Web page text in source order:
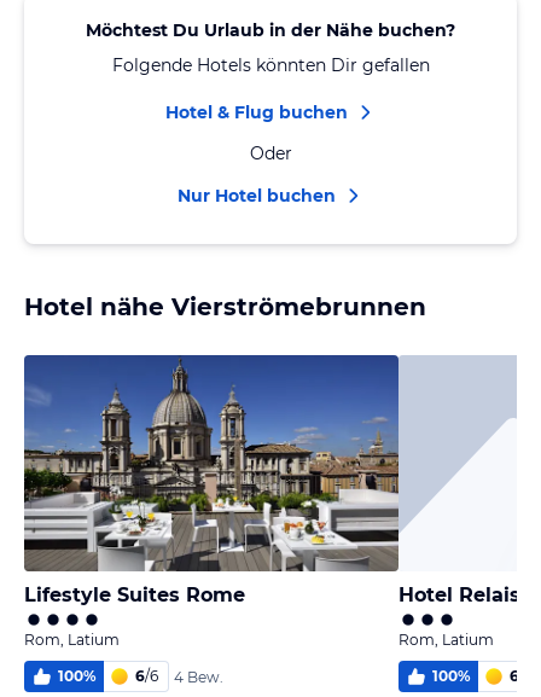
Möchtest Du Urlaub in der Nähe buchen?
Folgende Hotels könnten Dir gefallen
Hotel & Flug buchen
Oder
Nur Hotel buchen
Hotel nähe Vierströmebrunnen
Lifestyle Suites Rome
Rom, Latium
100% 6/6 4 Bew.
Hotel Relais
Rom, Latium
100% 6,0